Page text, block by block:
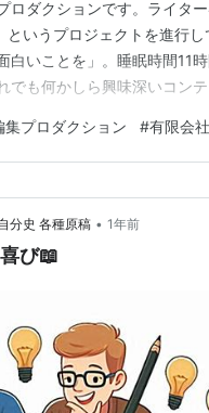
ロダクションです。ライタ
いうプロジェクトを進行し
いことを」。睡眠時間11時
も何かしら興味深いコン
カバナ」という書籍を世に
集プロダクション #有限会
分史 各種原稿 • 1年前
び📖